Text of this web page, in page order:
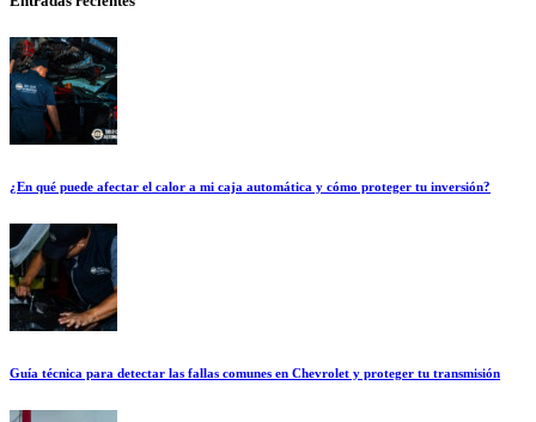
¿En qué puede afectar el calor a mi caja automática y cómo proteger tu inversión?
Guía técnica para detectar las fallas comunes en Chevrolet y proteger tu transmisión